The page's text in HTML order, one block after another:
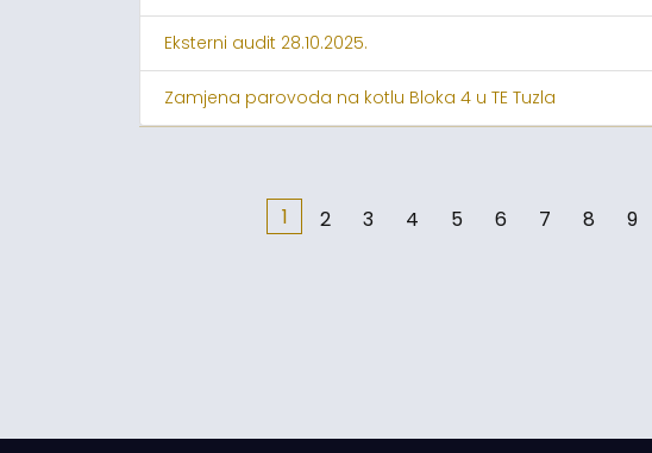
Eksterni audit 28.10.2025.
Zamjena parovoda na kotlu Bloka 4 u TE Tuzla
1 2 3 4 5 6 7 8 9